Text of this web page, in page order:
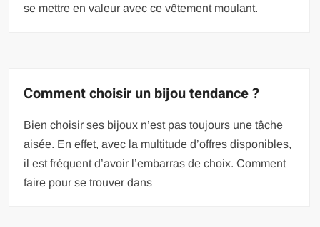
se mettre en valeur avec ce vêtement moulant.
Comment choisir un bijou tendance ?
Bien choisir ses bijoux n’est pas toujours une tâche
aisée. En effet, avec la multitude d’offres disponibles,
il est fréquent d’avoir l’embarras de choix. Comment
faire pour se trouver dans